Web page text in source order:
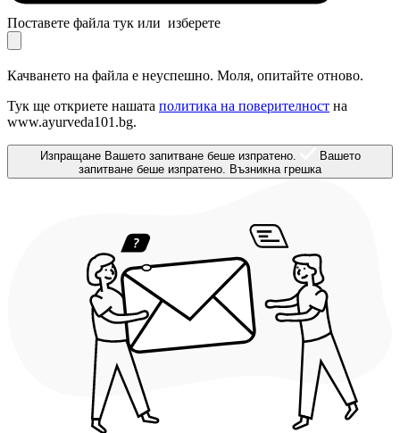
Поставете файла тук или изберете
Качването на файла е неуспешно. Моля, опитайте отново.
Тук ще откриете нашата политика на поверителност на
www.ayurveda101.bg.
Изпращане Вашето запитване беше изпратено.
Вашето
запитване беше изпратено. Възникна грешка